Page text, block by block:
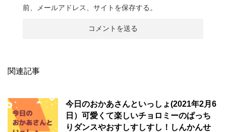
前、メールアドレス、サイトを保存する。
関連記事
今日のおかあさんといっしょ(2021年2月6
日）可愛くて楽しいチョロミーのぱっち
りダンスやおすしすしすし！しんかんせ